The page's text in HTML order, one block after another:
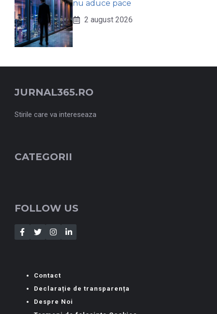
nu aduce pace
2 august 2026
JURNAL365.RO
Stirile care va intereseaza
CATEGORII
FOLLOW US
Contact
Declarație de transparența
Despre Noi